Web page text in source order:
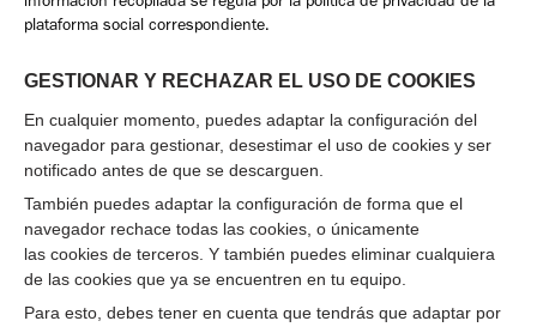
plataforma social correspondiente.
GESTIONAR Y RECHAZAR EL USO DE COOKIES
En cualquier momento, puedes adaptar la configuración del
navegador para gestionar, desestimar el uso de cookies y ser
notificado antes de que se descarguen.
También puedes adaptar la configuración de forma que el
navegador rechace todas las cookies, o únicamente
las cookies de terceros. Y también puedes eliminar cualquiera
de las cookies que ya se encuentren en tu equipo.
Para esto, debes tener en cuenta que tendrás que adaptar por